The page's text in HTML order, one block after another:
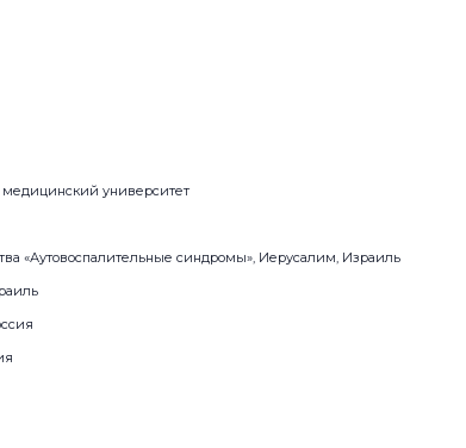
медицинский университет
«Аутовоспалительные синдромы», Иерусалим, Израиль